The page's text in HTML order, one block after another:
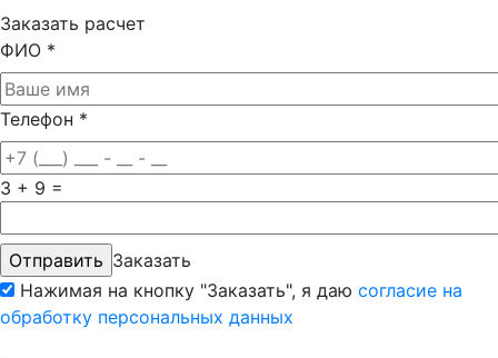
Заказать расчет
ФИО *
Телефон *
3 + 9 =
Заказать
Нажимая на кнопку "Заказать", я даю согласие на
обработку персональных данных